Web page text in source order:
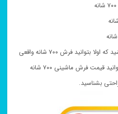
پس تا انتهای مقاله با ما همراه باشید که اولا بتوانید فرش ۷۰۰ شانه واقعی
را براحتی تشخیص دهید و نیز بتوانید قیمت فرش ماشینی ۷۰۰ شانه